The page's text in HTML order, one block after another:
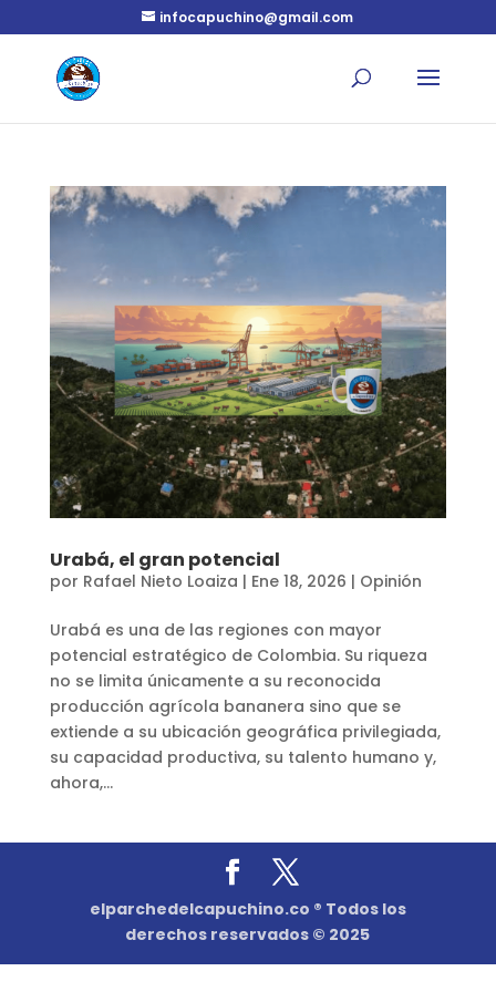
infocapuchino@gmail.com
Urabá, el gran potencial
por Rafael Nieto Loaiza | Ene 18, 2026 | Opinión
Urabá es una de las regiones con mayor
potencial estratégico de Colombia. Su riqueza
no se limita únicamente a su reconocida
producción agrícola bananera sino que se
extiende a su ubicación geográfica privilegiada,
su capacidad productiva, su talento humano y,
ahora,...
elparchedelcapuchino.co ® Todos los
derechos reservados © 2025